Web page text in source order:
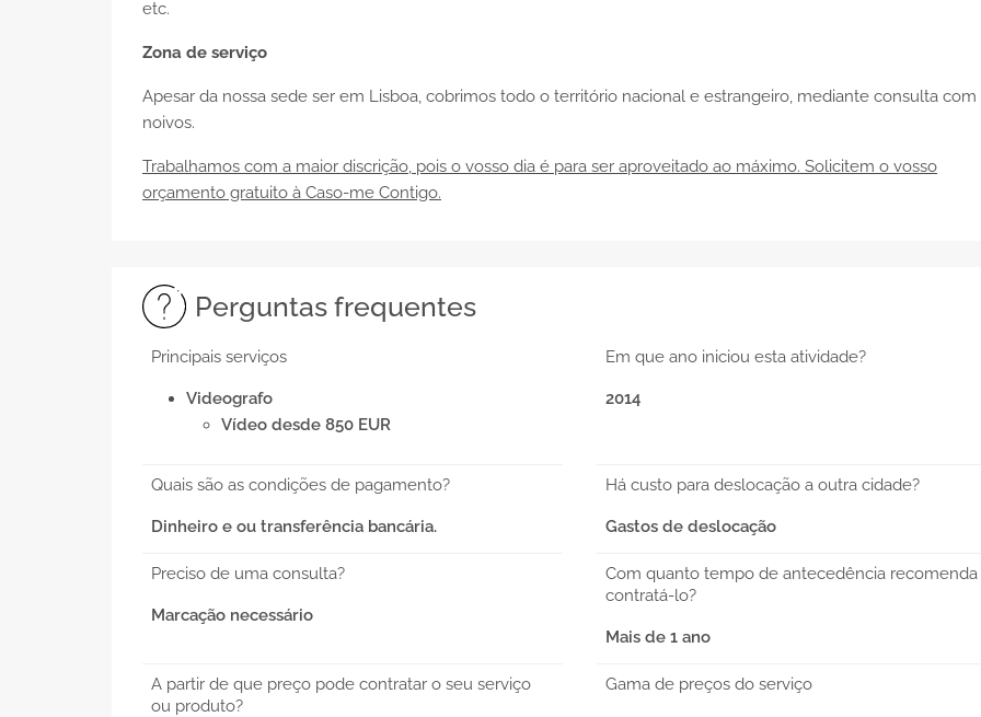
etc.
Zona de serviço
Apesar da nossa sede ser em Lisboa, cobrimos todo o território nacional e estrangeiro, mediante consulta com
noivos.
Trabalhamos com a maior discrição, pois o vosso dia é para ser aproveitado ao máximo. Solicitem o vosso
orçamento gratuito à Caso-me Contigo.
Perguntas frequentes
Principais serviços
Videografo
Vídeo desde 850 EUR
Em que ano iniciou esta atividade?
2014
Quais são as condições de pagamento?
Dinheiro e ou transferência bancária.
Há custo para deslocação a outra cidade?
Gastos de deslocação
Preciso de uma consulta?
Marcação necessário
Com quanto tempo de antecedência recomenda
contratá-lo?
Mais de 1 ano
A partir de que preço pode contratar o seu serviço
ou produto?
Gama de preços do serviço